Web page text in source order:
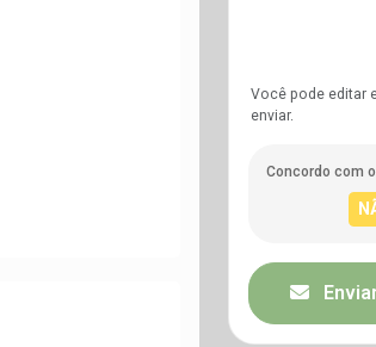
Você pode editar
enviar.
Concordo com